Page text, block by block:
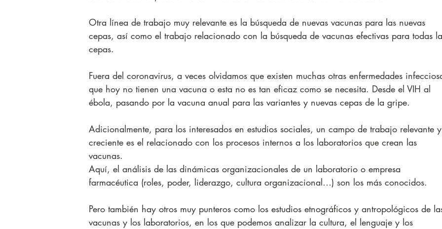
Otra línea de trabajo muy relevante es la búsqueda de nuevas vacunas para las nuevas
cepas, así como el trabajo relacionado con la búsqueda de vacunas efectivas para todas
cepas.
Fuera del coronavirus, a veces olvidamos que existen muchas otras enfermedades
que hoy no tienen una vacuna o esta no es tan eficaz como se necesita. Desde el VIH al
ébola, pasando por la vacuna anual para las variantes y nuevas cepas de la gripe.
Adicionalmente, para los interesados en estudios sociales, un campo de trabajo relevante
creciente es el relacionado con los procesos internos a los laboratorios que crean las
vacunas.
Aquí, el análisis de las dinámicas organizacionales de un laboratorio o empresa
farmacéutica (roles, poder, liderazgo, cultura organizacional…) son los más conocidos.
Pero también hay otros muy punteros como los estudios etnográficos y antropológicos de
vacunas y los laboratorios, en los que podemos analizar la cultura, el lenguaje y los